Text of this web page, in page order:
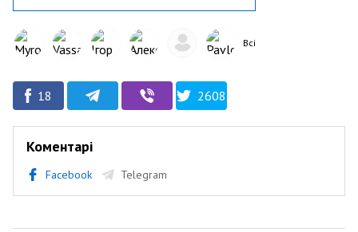
Всі
18 2608
Коментарі
Facebook Telegram